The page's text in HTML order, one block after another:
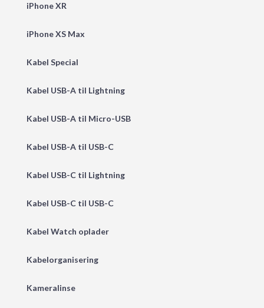
iPhone XR
iPhone XS Max
Kabel Special
Kabel USB-A til Lightning
Kabel USB-A til Micro-USB
Kabel USB-A til USB-C
Kabel USB-C til Lightning
Kabel USB-C til USB-C
Kabel Watch oplader
Kabelorganisering
Kameralinse